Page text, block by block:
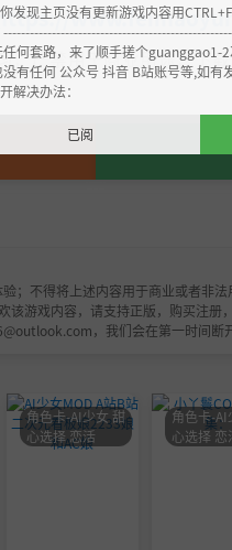
严禁用于商业用途，下
；不得将上述内容用于商业或者非
游戏内容，请支持正版，购买注
，我们会在第一时间断
角色卡-AI少女 甜
心选择 恋活
角色卡-AI
心选择 恋
发现主页没有更新游戏内容用
任何套路，来了顺手搓个guanggao1-
没有任何 公众号 抖音 B站账号等,如
解决办法：
已阅